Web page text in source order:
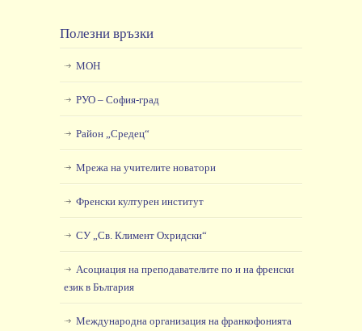
Полезни връзки
МОН
РУО – София-град
Район „Средец“
Мрежа на учителите новатори
Френски културен институт
СУ „Св. Климент Охридски“
Асоциация на преподавателите по и на френски
език в България
Международна организация на франкофонията